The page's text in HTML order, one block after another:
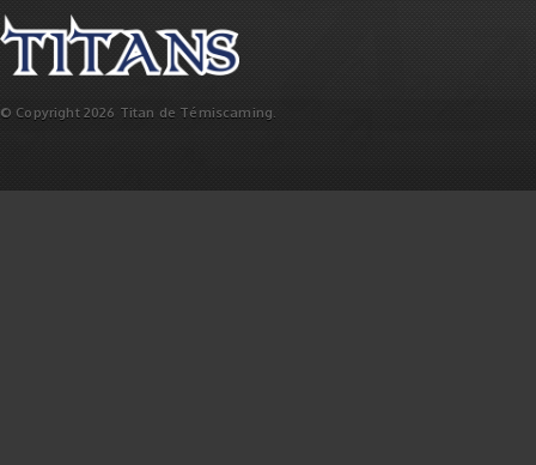
© Copyright 2026 Titan de Témiscaming.